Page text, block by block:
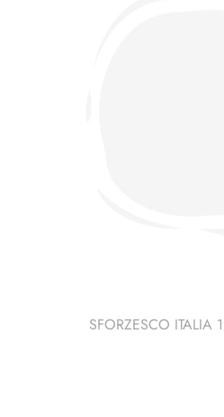
SFORZESCO ITALIA